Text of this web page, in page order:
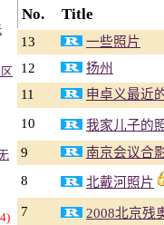
No.
Title
13 一些照片
12 扬州
11 申卓义最近
10 我家儿子的
9 南京会议合
8 北戴河照片
7 2008北京残